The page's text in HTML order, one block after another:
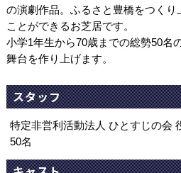
の演劇作品。ふるさと豊橋をつくり
ことができるお芝居です。
小学1年生から70歳までの総勢50名
舞台を作り上げます。
スタッフ
特定非営利活動法人 ひとすじの会
50名